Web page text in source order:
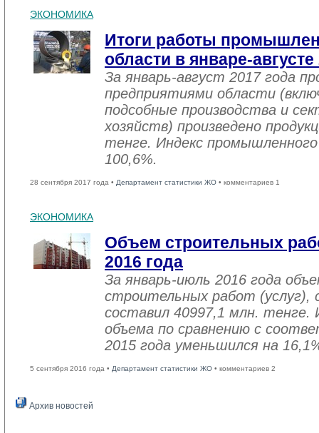
ЭКОНОМИКА
Итоги работы
области в январе-августе
За январь-август 2017 года
предприятиями области
подсобные производства и
хозяйств) произведено
тенге. Индекс
100,6%.
28 сентября 2017 года • Департамент статистики ЖО • комментариев 1
ЭКОНОМИКА
Объем строительных
2016 года
За январь-июль 2016 года
строительных работ (услуг),
составил 40997,1 млн. тенге.
объема по сравнению с
2015 года уменьшился на
5 сентября 2016 года • Департамент статистики ЖО • комментариев 2
Архив новостей